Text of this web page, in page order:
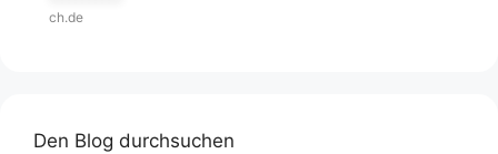
ch.de
Den Blog durchsuchen